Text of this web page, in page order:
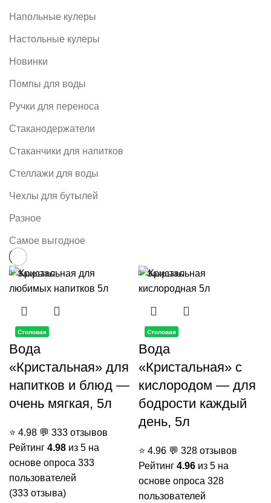
Напольные кулеры
Настольные кулеры
Новинки
Помпы для воды
Ручки для переноса
Стаканодержатели
Стаканчики для напитков
Стеллажи для воды
Чехлы для бутылей
Разное
Самое выгодное
Закрыть
Столовая
Вода
«Кристальная» для
напитков и блюд —
очень мягкая, 5л
⭐ 4.98 💬 333 отзывов
Рейтинг 4.98 из 5 на
основе опроса 333
пользователей
(333 отзыва)
Закрыть
Столовая
Вода
«Кристальная» с
кислородом — для
бодрости каждый
день, 5л
⭐ 4.96 💬 328 отзывов
Рейтинг 4.96 из 5 на
основе опроса 328
пользователей